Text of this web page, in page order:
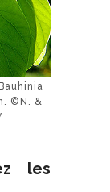
©N. &
les